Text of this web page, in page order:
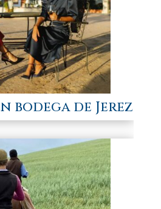
bodega de Jerez